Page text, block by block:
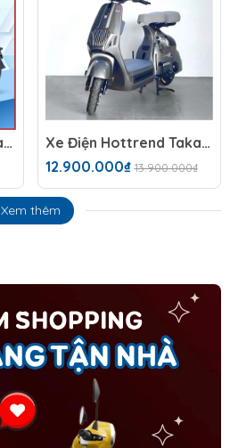
Xe Điện Hottrend Takashi Mono
Xe Điện Hottrend Takashi X2
12.900.000₫ 13.900.000₫
Xem thêm